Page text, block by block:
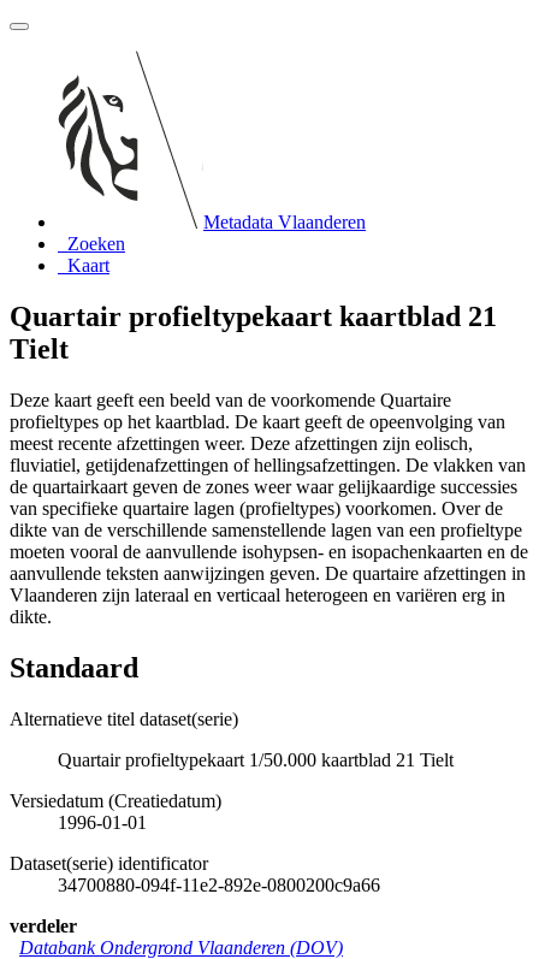
Metadata Vlaanderen
Zoeken
Kaart
Quartair profieltypekaart kaartblad 21
Tielt
Deze kaart geeft een beeld van de voorkomende Quartaire
profieltypes op het kaartblad. De kaart geeft de opeenvolging van
meest recente afzettingen weer. Deze afzettingen zijn eolisch,
fluviatiel, getijdenafzettingen of hellingsafzettingen. De vlakken van
de quartairkaart geven de zones weer waar gelijkaardige successies
van specifieke quartaire lagen (profieltypes) voorkomen. Over de
dikte van de verschillende samenstellende lagen van een profieltype
moeten vooral de aanvullende isohypsen- en isopachenkaarten en de
aanvullende teksten aanwijzingen geven. De quartaire afzettingen in
Vlaanderen zijn lateraal en verticaal heterogeen en variëren erg in
dikte.
Standaard
Alternatieve titel dataset(serie)
Quartair profieltypekaart 1/50.000 kaartblad 21 Tielt
Versiedatum (Creatiedatum)
1996-01-01
Dataset(serie) identificator
34700880-094f-11e2-892e-0800200c9a66
verdeler
Databank Ondergrond Vlaanderen (DOV)